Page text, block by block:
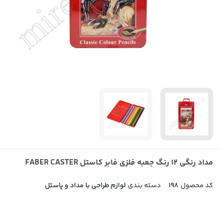
مداد رنگی 12 رنگ جعبه فلزی فابر کاستل FABER CASTER
کد محصول 198 دسته بندی لوازم طراحی با مداد و پاستل